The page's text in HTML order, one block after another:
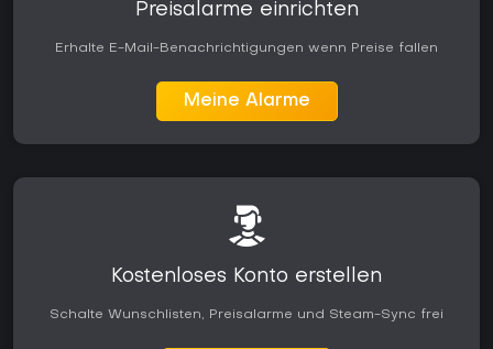
Preisalarme einrichten
Erhalte E-Mail-Benachrichtigungen wenn Preise fallen
Meine Alarme
Kostenloses Konto erstellen
Schalte Wunschlisten, Preisalarme und Steam-Sync frei